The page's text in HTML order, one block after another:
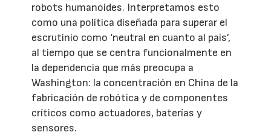
robots humanoides. Interpretamos esto
como una política diseñada para superar el
escrutinio como ‘neutral en cuanto al país’,
al tiempo que se centra funcionalmente en
la dependencia que más preocupa a
Washington: la concentración en China de la
fabricación de robótica y de componentes
críticos como actuadores, baterías y
sensores.